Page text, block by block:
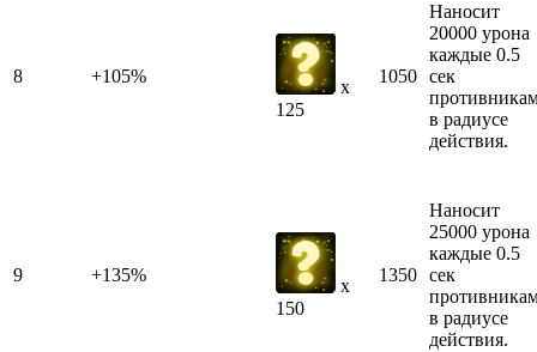
8 +105%
x
125
1050
Наносит
20000 урона
каждые 0.5
сек
в радиусе
действия.
9 +135%
x
150
1350
Наносит
25000 урона
каждые 0.5
сек
в радиусе
действия.